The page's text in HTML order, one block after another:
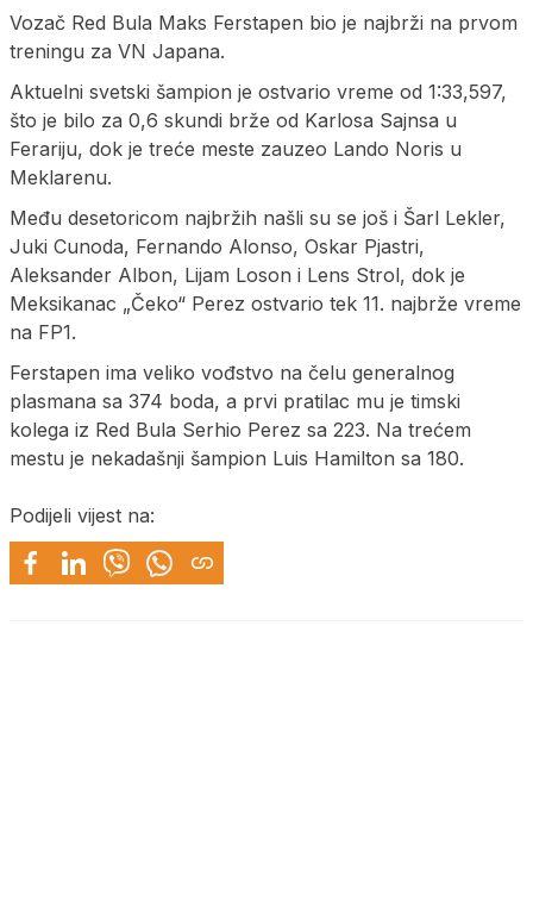
Vozač Red Bula Maks Ferstapen bio je najbrži na prvom
treningu za VN Japana.
Aktuelni svetski šampion je ostvario vreme od 1:33,597,
što je bilo za 0,6 skundi brže od Karlosa Sajnsa u
Ferariju, dok je treće meste zauzeo Lando Noris u
Meklarenu.
Među desetoricom najbržih našli su se još i Šarl Lekler,
Juki Cunoda, Fernando Alonso, Oskar Pjastri,
Aleksander Albon, Lijam Loson i Lens Strol, dok je
Meksikanac „Čeko“ Perez ostvario tek 11. najbrže vreme
na FP1.
Ferstapen ima veliko vođstvo na čelu generalnog
plasmana sa 374 boda, a prvi pratilac mu je timski
kolega iz Red Bula Serhio Perez sa 223. Na trećem
mestu je nekadašnji šampion Luis Hamilton sa 180.
Podijeli vijest na: